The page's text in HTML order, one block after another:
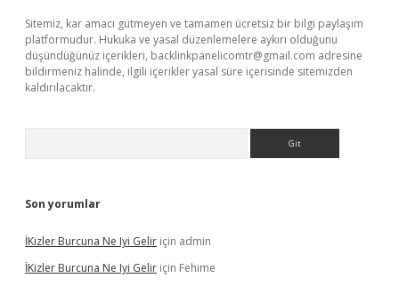
Sitemiz, kar amacı gütmeyen ve tamamen ücretsiz bir bilgi paylaşım
platformudur. Hukuka ve yasal düzenlemelere aykırı olduğunu
düşündüğünüz içerikleri, backlinkpanelicomtr@gmail.com adresine
bildirmeniz halinde, ilgili içerikler yasal süre içerisinde sitemizden
kaldırılacaktır.
Son yorumlar
İKizler Burcuna Ne Iyi Gelir için admin
İKizler Burcuna Ne Iyi Gelir için Fehime